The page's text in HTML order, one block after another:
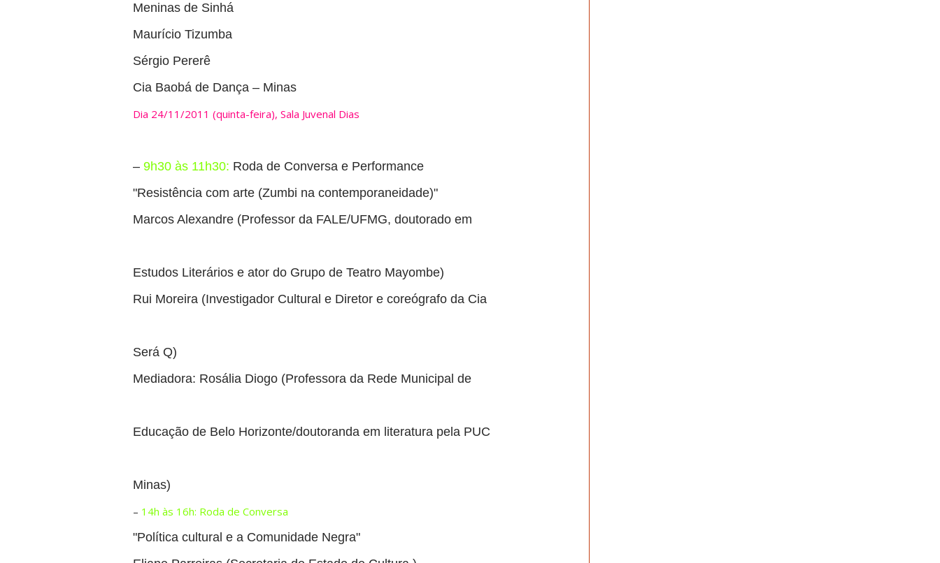
Meninas de Sinhá
Maurício Tizumba
Sérgio Pererê
Cia Baobá de Dança – Minas
Dia 24/11/2011 (quinta-feira), Sala Juvenal Dias
– 9h30 às 11h30: Roda de Conversa e Performance
"Resistência com arte (Zumbi na contemporaneidade)"
Marcos Alexandre (Professor da FALE/UFMG, doutorado em
Estudos Literários e ator do Grupo de Teatro Mayombe)
Rui Moreira (Investigador Cultural e Diretor e coreógrafo da Cia
Será Q)
Mediadora: Rosália Diogo (Professora da Rede Municipal de
Educação de Belo Horizonte/doutoranda em literatura pela PUC
Minas)
– 14h às 16h: Roda de Conversa
"Política cultural e a Comunidade Negra"